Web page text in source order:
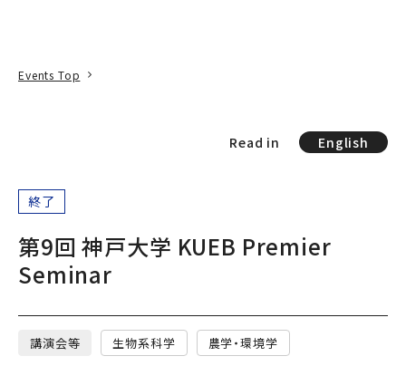
Events Top
Read in English
終了
第9回 神戸大学 KUEB Premier
Seminar
講演会等 生物系科学 農学・環境学